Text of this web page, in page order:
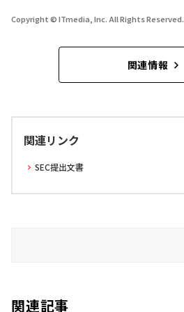
Copyright © ITmedia, Inc. All Rights Reserved.
関連情報
関連リンク
SEC提出文書
関連記事